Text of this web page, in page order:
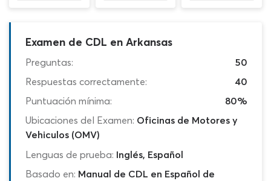
Examen de CDL en Arkansas
Preguntas:
50
Respuestas correctamente:
40
Puntuación mínima:
80%
Ubicaciones del Examen: Oficinas de Motores y
Vehiculos (OMV)
Lenguas de prueba: Inglés, Español
Basado en: Manual de CDL en Español de